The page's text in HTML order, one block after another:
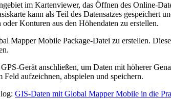
im Kartenviewer, das Öffnen des Online-
kann als Teil des Datensatzes gespeichert
Konturen aus den Höhendaten zu erstellen.
Mapper Mobile Package-Datei zu erstellen.
Gerät anschließen, um Daten mit höherer
aufzeichnen, abspielen und speichern.
GIS-Daten mit Global Mapper Mobile in die